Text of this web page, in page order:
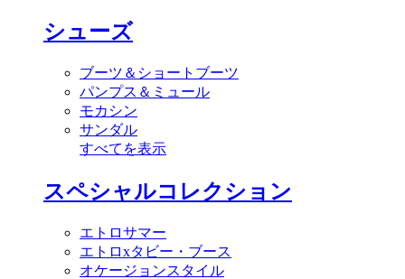
シューズ
ブーツ＆ショートブーツ
パンプス＆ミュール
モカシン
サンダル
すべてを表示
スペシャルコレクション
エトロサマー
エトロxタビー・ブース
オケージョンスタイル